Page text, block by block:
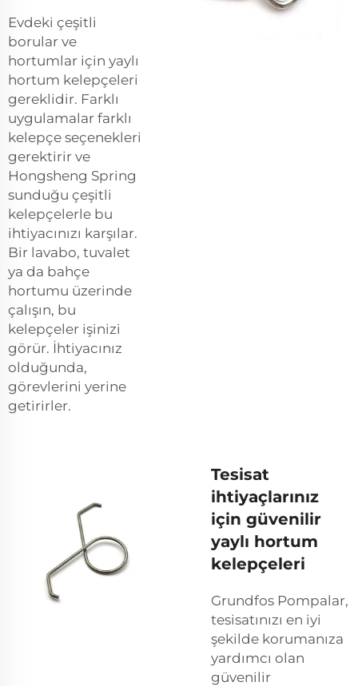
Evdeki çeşitli
borular ve
hortumlar için yaylı
hortum kelepçeleri
gereklidir. Farklı
uygulamalar farklı
kelepçe seçenekleri
gerektirir ve
Hongsheng Spring
sunduğu çeşitli
kelepçelerle bu
ihtiyacınızı karşılar.
Bir lavabo, tuvalet
ya da bahçe
hortumu üzerinde
çalışın, bu
kelepçeler işinizi
görür. İhtiyacınız
olduğunda,
görevlerini yerine
getirirler.
Tesisat
ihtiyaçlarınız
için güvenilir
yaylı hortum
kelepçeleri
Grundfos Pompalar,
tesisatınızı en iyi
şekilde korumanıza
yardımcı olan
güvenilir